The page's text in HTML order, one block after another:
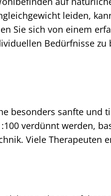
leiden,
Sie sich von einem
Bedürfnisse zu
besonders sanfte und
verdünnt werden,
Viele Therapeuten